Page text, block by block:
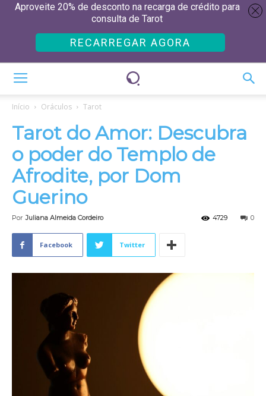
Início Oráculos Tarot
Tarot do Amor: Descubra
o poder do Templo de
Afrodite, por Dom
Guerino
Por Juliana Almeida Cordeiro 0
4729
Facebook Twitter
Aproveite 20% de desconto na recarga de crédito para
consulta de Tarot
RECARREGAR AGORA